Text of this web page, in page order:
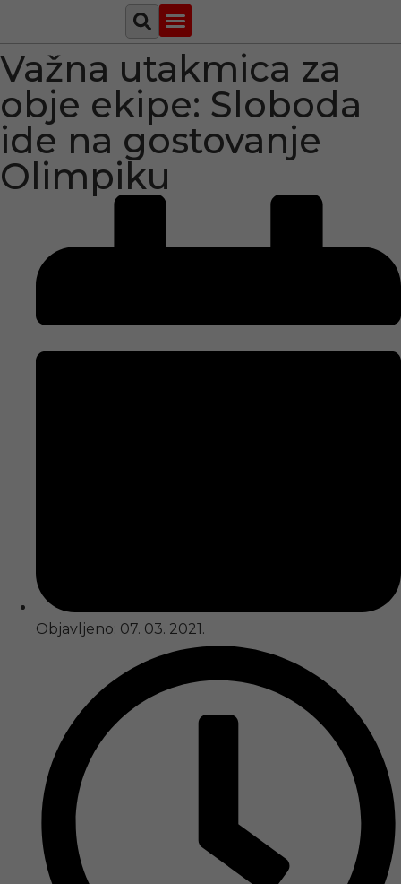
Važna utakmica za
obje ekipe: Sloboda
ide na gostovanje
Olimpiku
Objavljeno: 07. 03. 2021.